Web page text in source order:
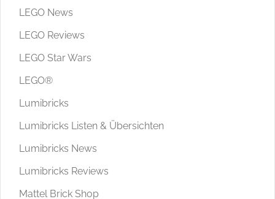
LEGO News
LEGO Reviews
LEGO Star Wars
LEGO®
Lumibricks
Lumibricks Listen & Übersichten
Lumibricks News
Lumibricks Reviews
Mattel Brick Shop